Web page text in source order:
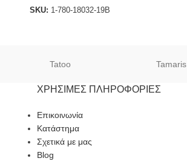
SKU: 1-780-18032-19B
Tatoo Tamaris
ΧΡΉΣΙΜΕΣ ΠΛΗΡΟΦΟΡΊΕΣ
Επικοινωνία
Κατάστημα
Σχετικά με μας
Blog